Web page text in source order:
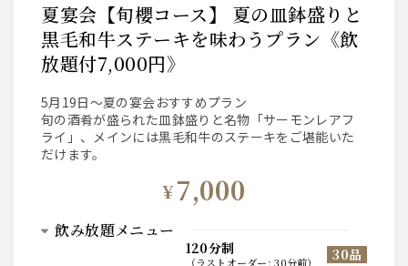
夏宴会【旬櫻コース】 夏の皿鉢盛りと
黒毛和牛ステーキを味わうプラン《飲
放題付7,000円》
5月19日～夏の宴会おすすめプラン
旬の酒肴が盛られた皿鉢盛りと名物「サーモンレアフ
ライ」、メインには黒毛和牛のステーキをご堪能いた
だけます。
¥7,000
飲み放題メニュー
120分制
（ ラストオーダー:30分前） 30品